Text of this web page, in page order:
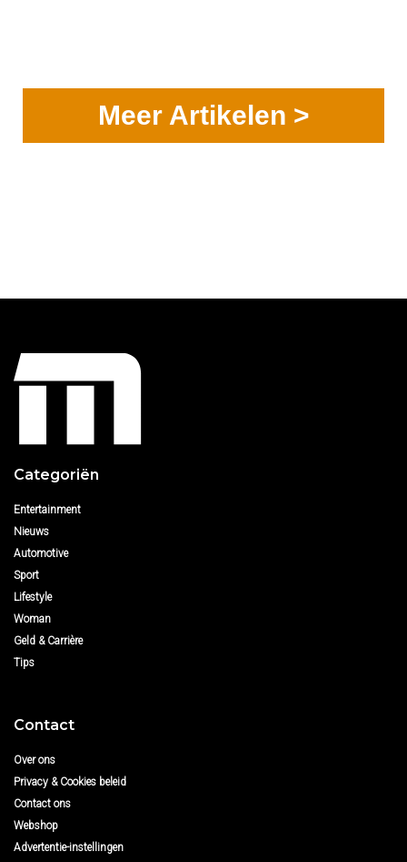
Meer Artikelen >
Categoriën
Entertainment
Nieuws
Automotive
Sport
Lifestyle
Woman
Geld & Carrière
Tips
Contact
Over ons
Privacy & Cookies beleid
Contact ons
Webshop
Advertentie-instellingen